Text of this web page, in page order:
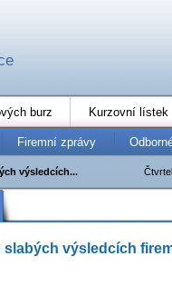
burz Kurzovní lístek
Firemní zprávy
výsledcích...
výsledcích